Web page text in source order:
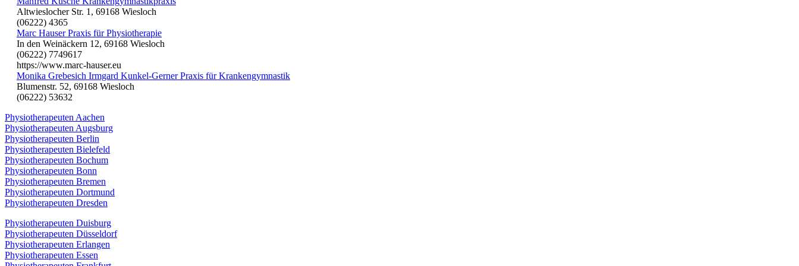
Altwieslocher Str. 1, 69168 Wiesloch
(06222) 4365
Marc Hauser Praxis für Physiotherapie
In den Weinäckern 12, 69168 Wiesloch
(06222) 7749617
https://www.marc-hauser.eu
Monika Grebesich Irmgard Kunkel-Gerner Praxis für Krankengymnastik
Blumenstr. 52, 69168 Wiesloch
(06222) 53632
Physiotherapeuten Aachen
Physiotherapeuten Augsburg
Physiotherapeuten Berlin
Physiotherapeuten Bielefeld
Physiotherapeuten Bochum
Physiotherapeuten Bonn
Physiotherapeuten Bremen
Physiotherapeuten Dortmund
Physiotherapeuten Dresden
Physiotherapeuten Duisburg
Physiotherapeuten Düsseldorf
Physiotherapeuten Erlangen
Physiotherapeuten Essen